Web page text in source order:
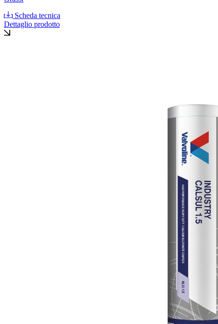
Scheda tecnica
Dettaglio prodotto